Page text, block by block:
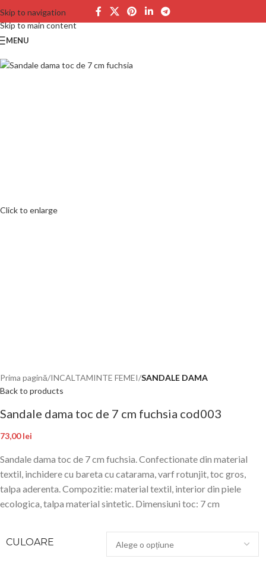
Skip to navigation
Skip to main content
MENU
Click to enlarge
Prima pagină INCALTAMINTE FEMEI SANDALE DAMA
Back to products
Sandale dama toc de 7 cm fuchsia cod003
73,00lei
Sandale dama toc de 7 cm fuchsia. Confectionate din material
textil, inchidere cu bareta cu catarama, varf rotunjit, toc gros,
talpa aderenta. Compozitie: material textil, interior din piele
ecologica, talpa material sintetic. Dimensiuni toc: 7 cm
CULOARE